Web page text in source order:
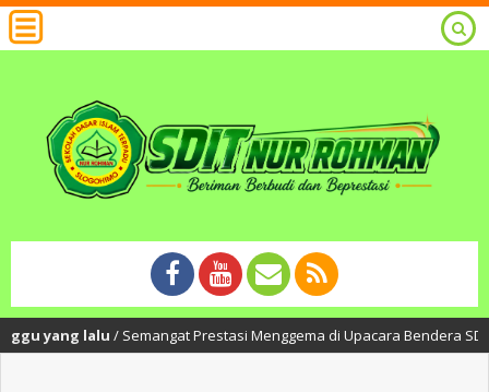
lalu/ Semangat Prestasi Menggema di Upacara Bendera SDIT